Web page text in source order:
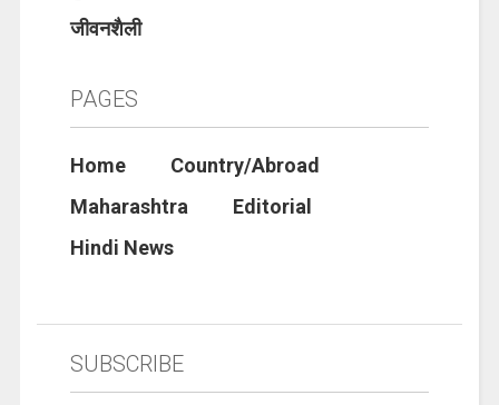
जीवनशैली
PAGES
Home
Country/Abroad
Maharashtra
Editorial
Hindi News
SUBSCRIBE